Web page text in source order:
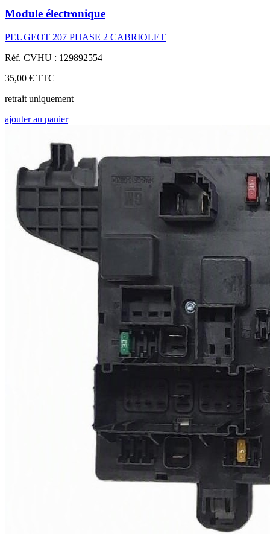
Module électronique
PEUGEOT 207 PHASE 2 CABRIOLET
Réf. CVHU : 129892554
35,00 € TTC
retrait uniquement
ajouter au panier